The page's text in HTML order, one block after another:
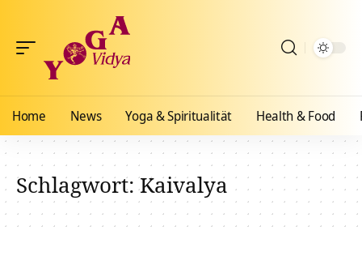
Home News Yoga & Spiritualität Health & Food
Schlagwort:Kaivalya